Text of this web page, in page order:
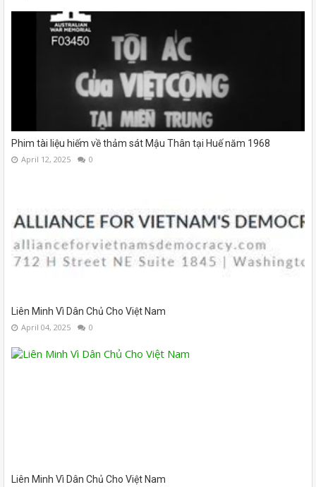
Phim tài liệu hiếm về thảm sát Mậu Thân tại Huế năm 1968
April 12, 2025 0
Liên Minh Vì Dân Chủ Cho Việt Nam
April 04, 2025 0
Liên Minh Vì Dân Chủ Cho Việt Nam